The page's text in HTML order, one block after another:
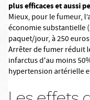
plus efficaces et aussi
Mieux, pour le fumeur,
économie substantielle
paquet/jour, à 250
Arrêter de fumer réduit
infarctus d'au moins
hypertension artérielle